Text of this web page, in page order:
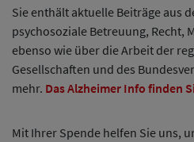
Sie enthält aktuelle Beiträge aus
psychosoziale Betreuung, Recht,
ebenso wie über die Arbeit der
Gesellschaften und des
mehr. Das Alzheimer Info finden
Mit Ihrer Spende helfen Sie uns,